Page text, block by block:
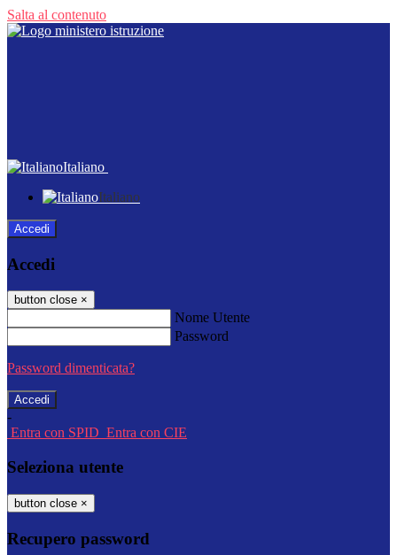
Salta al contenuto
Italiano
Italiano
Accedi
Accedi
button close ×
Nome Utente
Password
Password dimenticata?
-
Entra con SPID Entra con CIE
Seleziona utente
button close ×
Recupero password